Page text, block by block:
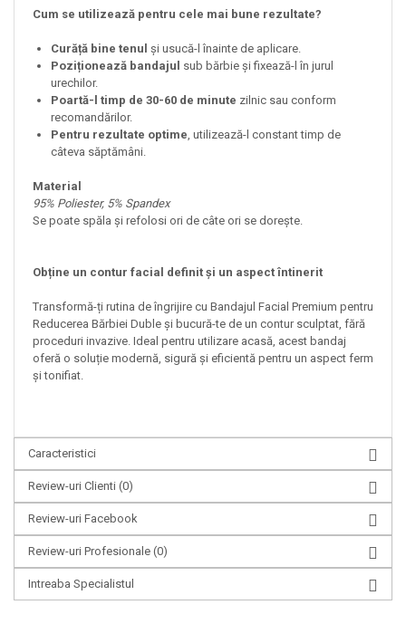
Cum se utilizează pentru cele mai bune rezultate?
Curăță bine tenul și usucă-l înainte de aplicare.
Poziționează bandajul sub bărbie și fixează-l în jurul
urechilor.
Poartă-l timp de 30-60 de minute zilnic sau conform
recomandărilor.
Pentru rezultate optime, utilizează-l constant timp de
câteva săptămâni.
Material
95% Poliester, 5% Spandex
Se poate spăla și refolosi ori de câte ori se dorește.
Obține un contur facial definit și un aspect întinerit
Transformă-ți rutina de îngrijire cu Bandajul Facial Premium pentru
Reducerea Bărbiei Duble și bucură-te de un contur sculptat, fără
proceduri invazive. Ideal pentru utilizare acasă, acest bandaj
oferă o soluție modernă, sigură și eficientă pentru un aspect ferm
și tonifiat.
Caracteristici
Review-uri Clienti (0)
Review-uri Facebook
Review-uri Profesionale (0)
Intreaba Specialistul